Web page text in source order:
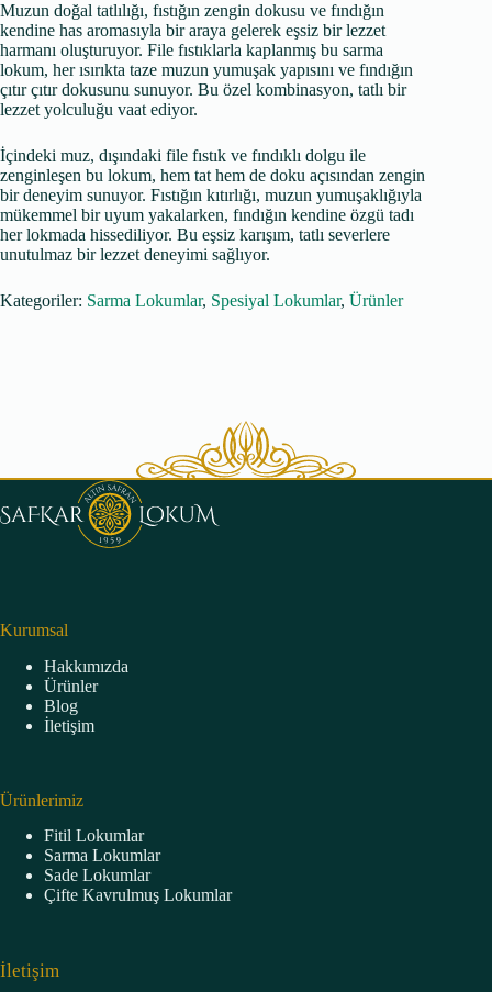
Muzun doğal tatlılığı, fıstığın zengin dokusu ve fındığın
kendine has aromasıyla bir araya gelerek eşsiz bir lezzet
harmanı oluşturuyor. File fıstıklarla kaplanmış bu sarma
lokum, her ısırıkta taze muzun yumuşak yapısını ve fındığın
çıtır çıtır dokusunu sunuyor. Bu özel kombinasyon, tatlı bir
lezzet yolculuğu vaat ediyor.
İçindeki muz, dışındaki file fıstık ve fındıklı dolgu ile
zenginleşen bu lokum, hem tat hem de doku açısından zengin
bir deneyim sunuyor. Fıstığın kıtırlığı, muzun yumuşaklığıyla
mükemmel bir uyum yakalarken, fındığın kendine özgü tadı
her lokmada hissediliyor. Bu eşsiz karışım, tatlı severlere
unutulmaz bir lezzet deneyimi sağlıyor.
Kategoriler: Sarma Lokumlar, Spesiyal Lokumlar, Ürünler
Kurumsal
Hakkımızda
Ürünler
Blog
İletişim
Ürünlerimiz
Fitil Lokumlar
Sarma Lokumlar
Sade Lokumlar
Çifte Kavrulmuş Lokumlar
İletişim